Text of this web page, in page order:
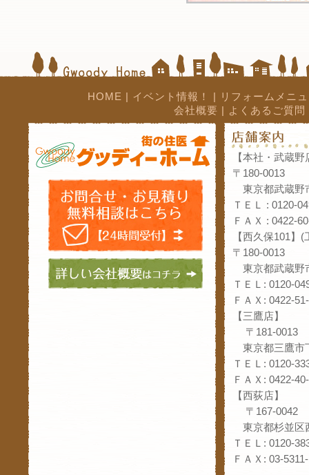
HOME イベント情報！
リフォームメニ
会社概要
よくあるご質問
【本社・武蔵野
〒180-0013
東京都武蔵野
ＴＥＬ : 0120-
ＦＡＸ : 0422-
【西久保101】
〒180-0013
東京都武蔵野
ＴＥＬ: 0120-
ＦＡＸ: 0422-
【三鷹店】
〒181-0013
東京都三鷹市
ＴＥＬ: 0120-
ＦＡＸ: 0422-
【西荻店】
〒167-0042
東京都杉並区
ＴＥＬ: 0120-
ＦＡＸ: 03-